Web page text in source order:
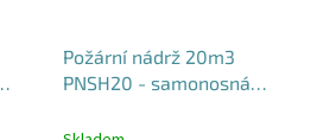
Požární nádrž 20m3
PNSH20 - samonosná